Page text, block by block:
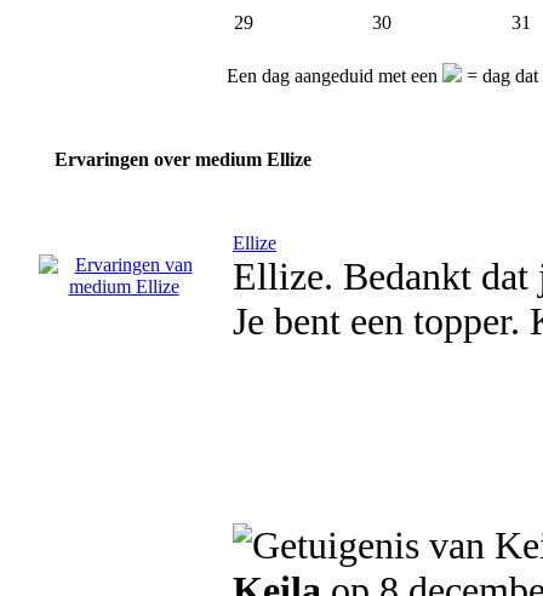
29
30 31
Een dag aangeduid met een = dag
Ervaringen over medium Ellize
Ellize
Ellize. Bedankt dat
Je bent een topper.